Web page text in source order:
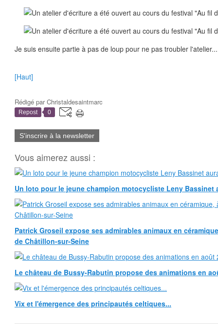
Je suis ensuite partie à pas de loup pour ne pas troubler l'atelier...
[Haut]
Rédigé parChristaldesaintmarc
Repost 0
S'inscrire à la newsletter
Vous aimerez aussi :
Un loto pour le jeune champion motocycliste Leny Bassinet
Patrick Groseil expose ses admirables animaux en
de Châtillon-sur-Seine
Le château de Bussy-Rabutin propose des animations en
Vix et l'émergence des principautés celtiques...